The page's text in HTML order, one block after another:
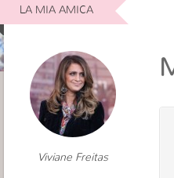
LA MIA AMICA
Viviane Freitas